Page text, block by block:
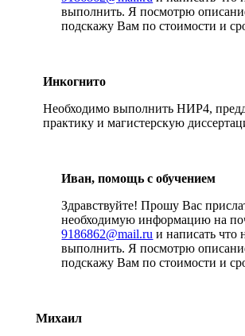
выполнить. Я посмотрю
подскажу Вам по стоимости и
Инкогнито
Необходимо выполнить НИР4,
практику и магистерскую
Иван, помощь с обучением
Здравствуйте! Прошу Вас
необходимую информацию на
9186862@mail.ru и написать что
выполнить. Я посмотрю
подскажу Вам по стоимости и
Михаил